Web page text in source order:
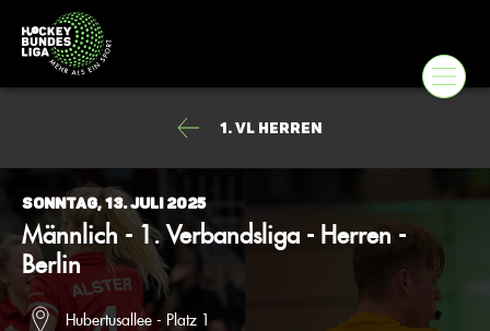
1. VL Herren
Sonntag, 13. Juli 2025
Männlich - 1. Verbandsliga - Herren -
Berlin
Hubertusallee - Platz 1